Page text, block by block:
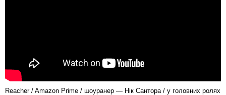
Reacher / Amazon Prime / шоуранер — Нік Сантора / у головних ролях